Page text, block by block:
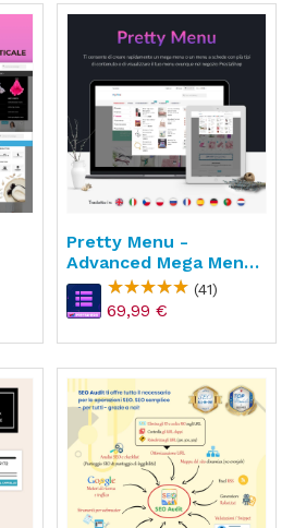
Pretty Menu -
Advanced Mega Menu
Builder
(41)
69,99 €